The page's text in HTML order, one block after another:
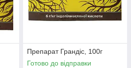
Препарат Грандіс, 100г
Готово до відправки